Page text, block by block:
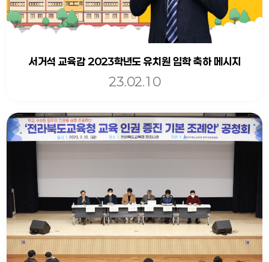
서거석 교육감 2023학년도 유치원 입학 축하 메시지
23.02.10